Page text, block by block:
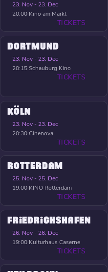
23. Nov - 23. Dec
20:00 Kino am Markt
TICKETS
DORTMUND
23. Nov - 23. Dec
20:15Schauburg Kino
TICKETS
KÖLN
23. Nov - 23. Dec
20:30Cinenova
TICKETS
ROTTERDAM
25. Nov - 25. Dec
19:00 KINO Rotterdam
TICKETS
FRIEDRICHSHAFEN
26. Nov - 26. Dec
19:00 Kulturhaus Caserne
TICKETS